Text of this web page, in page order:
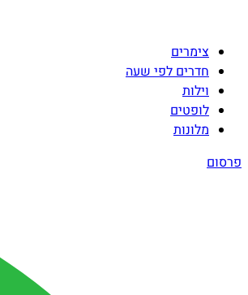
צימרים
חדרים לפי שעה
וילות
לופטים
מלונות
פרסום